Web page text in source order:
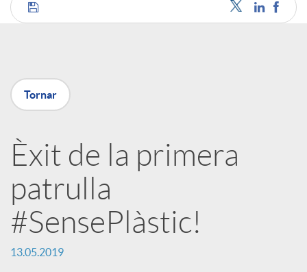
C
o
m
p
a
r
Tornar
Èxit de la primera
patrulla
#SensePlàstic!
13.05.2019